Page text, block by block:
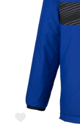
トレーニ
野球
ゴルフ
スイム